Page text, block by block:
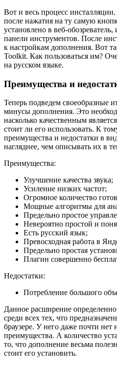
Вот и весь процесс инсталляции.
после нажатия на ту самую
установлено в веб-
панели инструментов. После
к настройкам дополнения. Вот
Toolkit. Как пользоваться им?
на русском языке.
Преимущества и
Теперь подведем своеобразные
минусы дополнения. Это
насколько качественным
стоит ли его использовать. К
преимущества и недостатки в
нагляднее, чем описывать их в
Преимущества:
Улучшение качества звука;
Усиление низких частот;
Огромное количество
Мощные алгоритмы для
Предельно простое
Невероятно простой и
Есть русский язык;
Превосходная работа в
Предельно простая
Плагин совершенно
Недостатки:
Потребление большого
Данное расширение
среди всех тех, что
браузере. У него даже почти
преимущества. А количество
то, что дополнение весьма
стоит его установить.